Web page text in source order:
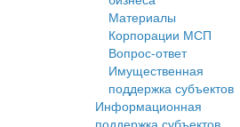
Материалы
Корпорации МСП
Вопрос-ответ
Имущественная
поддержка субъектов
Информационная